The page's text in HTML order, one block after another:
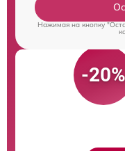
Нажимая на кнопку
-20%